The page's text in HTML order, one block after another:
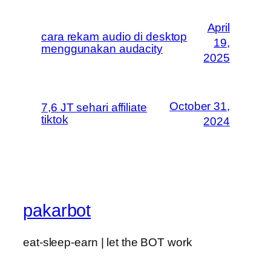
cara rekam audio di desktop
menggunakan audacity
April
19,
2025
7,6 JT sehari affiliate
tiktok
October 31,
2024
pakarbot
eat-sleep-earn | let the BOT work